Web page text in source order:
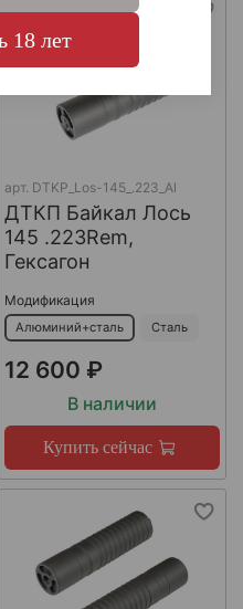
арт. DTKP_Los-145_.223_Al
ДТКП Байкал Лось
145 .223Rem,
Гексагон
Модификация
Алюминий+сталь Сталь
12 600 ₽
В наличии
Купить сейчас
18 лет